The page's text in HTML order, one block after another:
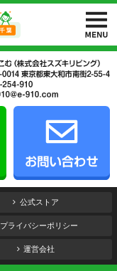
公式ストア
プライバシーポリシー
運営会社